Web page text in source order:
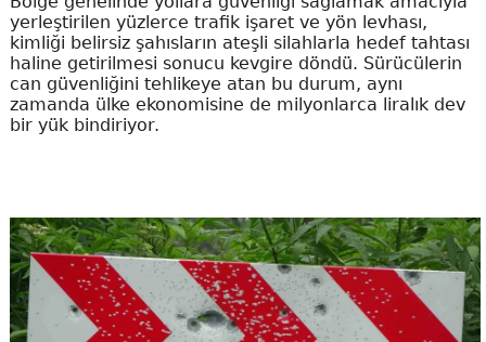
yerleştirilen yüzlerce trafik işaret ve yön levhası,
kimliği belirsiz şahısların ateşli silahlarla hedef tahtası
haline getirilmesi sonucu kevgire döndü. Sürücülerin
can güvenliğini tehlikeye atan bu durum, aynı
zamanda ülke ekonomisine de milyonlarca liralık dev
bir yük bindiriyor.